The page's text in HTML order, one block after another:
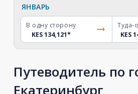
ЯНВАРЬ
В одну сторону
KES 134,121*
Туда-
KES
Путеводитель по
Екатеринбург